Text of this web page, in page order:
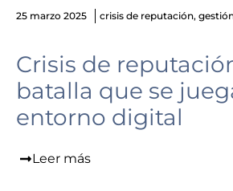
25 marzo 2025 crisis de reputación,
Crisis de
batalla que se
entorno digital
Leer más